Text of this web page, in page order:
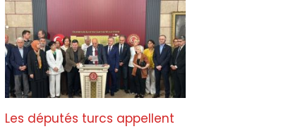
Les députés turcs appellent